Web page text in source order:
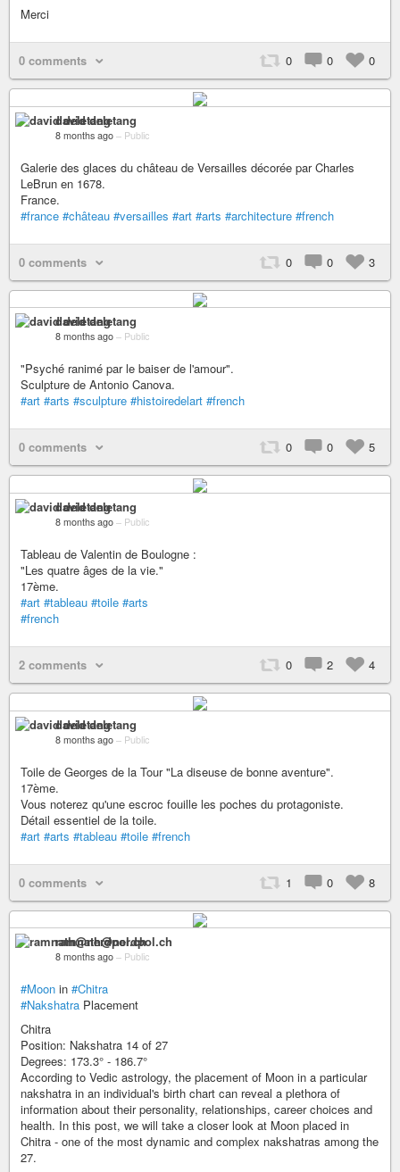
Merci
0 comments 0 0 0
david deletang
8 months ago – Public
Galerie des glaces du château de Versailles décorée par Charles
LeBrun en 1678.
France.
#france #château #versailles #art #arts #architecture #french
0 comments 0 0 3
david deletang
8 months ago – Public
"Psyché ranimé par le baiser de l'amour".
Sculpture de Antonio Canova.
#art #arts #sculpture #histoiredelart #french
0 comments 0 0 5
david deletang
8 months ago – Public
Tableau de Valentin de Boulogne :
"Les quatre âges de la vie."
17ème.
#art #tableau #toile #arts
#french
2 comments 0 2 4
david deletang
8 months ago – Public
Toile de Georges de la Tour "La diseuse de bonne aventure".
17ème.
Vous noterez qu'une escroc fouille les poches du protagoniste.
Détail essentiel de la toile.
#art #arts #tableau #toile #french
0 comments 1 0 8
ramnath@nerdpol.ch
8 months ago – Public
#Moon in #Chitra
#Nakshatra Placement
Chitra
Position: Nakshatra 14 of 27
Degrees: 173.3° - 186.7°
According to Vedic astrology, the placement of Moon in a particular
nakshatra in an individual's birth chart can reveal a plethora of
information about their personality, relationships, career choices and
health. In this post, we will take a closer look at Moon placed in
Chitra - one of the most dynamic and complex nakshatras among the
27.